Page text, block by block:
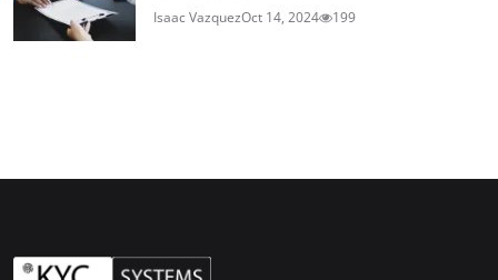
Isaac VazquezOct 14, 2024 199